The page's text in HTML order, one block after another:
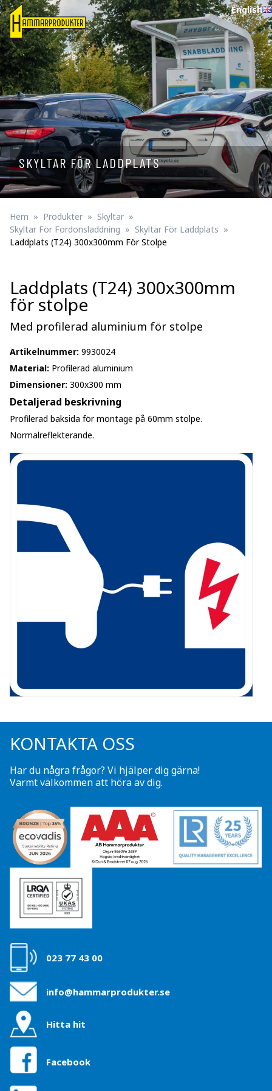
English
SKYLTAR FÖR LADDPLATS
Hem Produkter
Skyltar
Skyltar För Fordonsladdning
Skyltar För Laddplats
Laddplats (T24) 300x300mm För Stolpe
Laddplats (T24) 300x300mm
för stolpe
Med profilerad aluminium för stolpe
Artikelnummer: 9930024
Material: Profilerad aluminium
Dimensioner: 300x300 mm
Detaljerad beskrivning
Profilerad baksida för montage på 60mm stolpe.
Normalreflekterande.
KONTAKTA OSS
Har du några frågor? Vi hjälper dig gärna!
Varmt välkommen att höra av dig.
023 77 43 00
info@hammarprodukter.se
Hitta hit
Facebook